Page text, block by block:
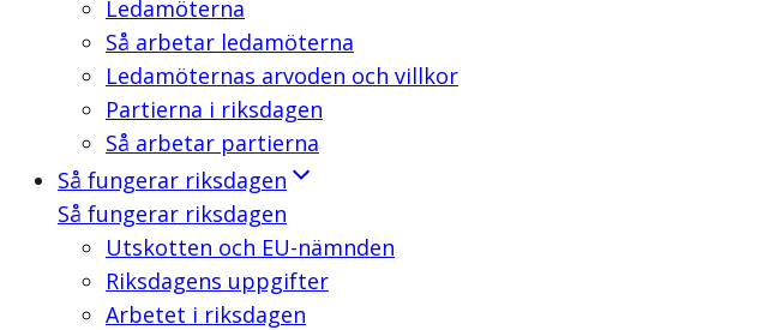
Ledamöterna
Så arbetar ledamöterna
Ledamöternas arvoden och villkor
Partierna i riksdagen
Så arbetar partierna
Så fungerar riksdagen
Så fungerar riksdagen
Utskotten och EU-nämnden
Riksdagens uppgifter
Arbetet i riksdagen